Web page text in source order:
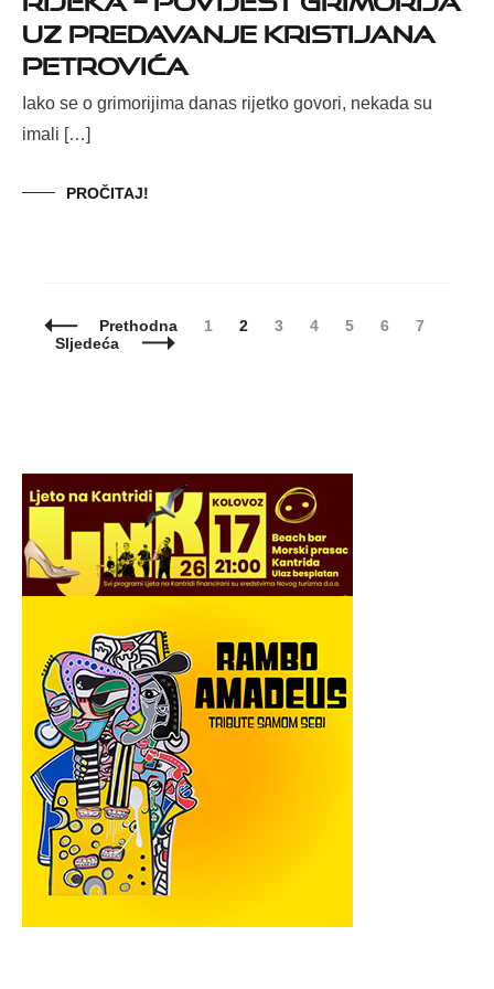
uz predavanje Kristijana
Petrovića
Iako se o grimorijima danas rijetko govori, nekada su
imali […]
PROČITAJ!
Posts
Navigation
Prethodna Page
1 Page
2 Page
3 Page
4 Page
5 Page
6 Page
7
Sljedeća